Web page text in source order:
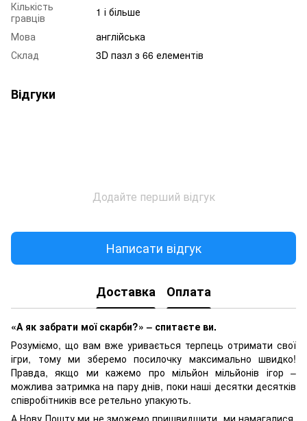
Кількість
гравців
1 і більше
Мова
англійська
Склад
3D пазл з 66 елементів
Відгуки
Додайте перший відгук
Написати відгук
Доставка Оплата
«А як забрати мої скарби?» – спитаєте ви.
Розуміємо, що вам вже уривається терпець отримати свої
ігри, тому ми зберемо посилочку максимально швидко!
Правда, якщо ми кажемо про мільйон мільйонів ігор –
можлива затримка на пару днів, поки наші десятки десятків
співробітників все ретельно упакують.
А Нову Пошту ми не зможемо пришвидшити, ми намагалися,